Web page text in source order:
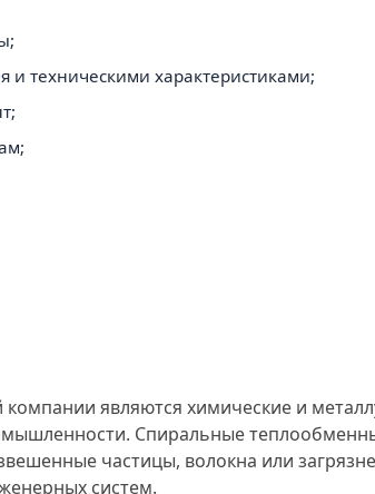
и техническими характеристиками;
являются химические и
Спиральные
частицы, волокна или
систем.